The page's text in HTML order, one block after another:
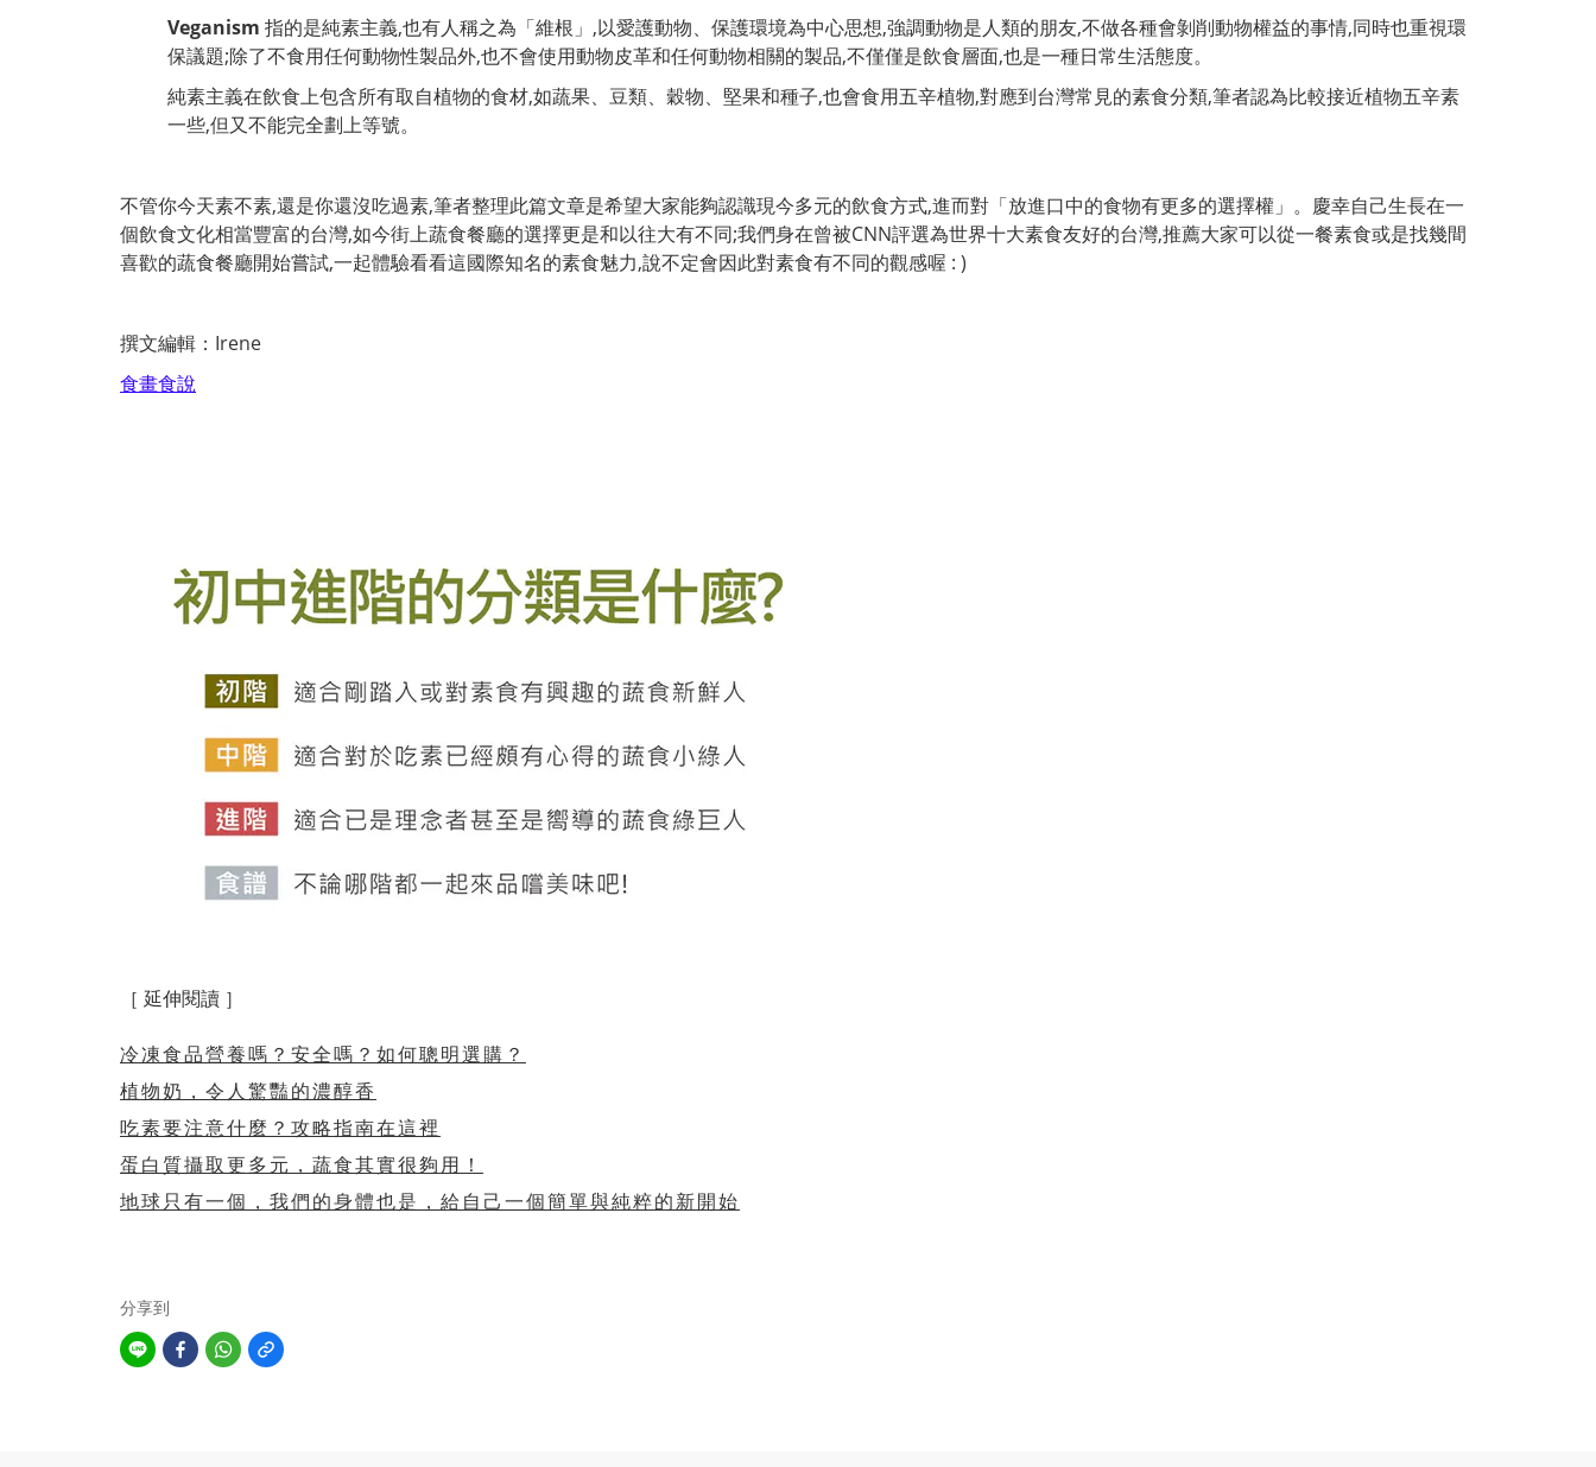
Veganism 指的是純素主義,也有人稱之為「維根」,以愛護動物、保護環境為中心思想,強調動物是人類的朋友,不做各種會剝削動物權益的事情,同時也重視環
保議題;除了不食用任何動物性製品外,也不會使用動物皮革和任何動物相關的製品,不僅僅是飲食層面,也是一種日常生活態度。
純素主義在飲食上包含所有取自植物的食材,如蔬果、豆類、穀物、堅果和種子,也會食用五辛植物,對應到台灣常見的素食分類,筆者認為比較接近植物五辛素
一些,但又不能完全劃上等號。
不管你今天素不素,還是你還沒吃過素,筆者整理此篇文章是希望大家能夠認識現今多元的飲食方式,進而對「放進口中的食物有更多的選擇權」。慶幸自己生長在一
個飲食文化相當豐富的台灣,如今街上蔬食餐廳的選擇更是和以往大有不同;我們身在曾被CNN評選為世界十大素食友好的台灣,推薦大家可以從一餐素食或是找幾間
喜歡的蔬食餐廳開始嘗試,一起體驗看看這國際知名的素食魅力,說不定會因此對素食有不同的觀感喔 : )
撰文編輯：Irene
食畫食說
［ 延伸閱讀 ］
冷凍食品營養嗎？安全嗎？如何聰明選購？
植物奶，令人驚豔的濃醇香
吃素要注意什麼？攻略指南在這裡
蛋白質攝取更多元，蔬食其實很夠用！
地球只有一個，我們的身體也是，給自己一個簡單與純粹的新開始
分享到